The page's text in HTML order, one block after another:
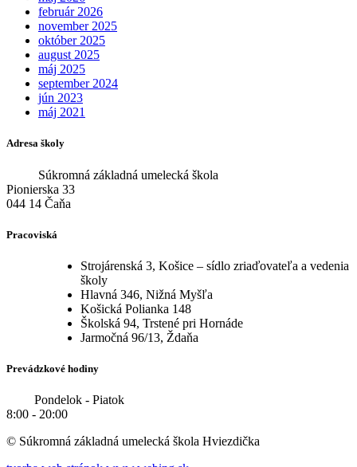
február 2026
november 2025
október 2025
august 2025
máj 2025
september 2024
jún 2023
máj 2021
Adresa školy
Súkromná základná umelecká škola
Pionierska 33
044 14 Čaňa
Pracoviská
Strojárenská 3, Košice – sídlo zriaďovateľa a vedenia
školy
Hlavná 346, Nižná Myšľa
Košická Polianka 148
Školská 94, Trstené pri Hornáde
Jarmočná 96/13, Ždaňa
Prevádzkové hodiny
Pondelok - Piatok
8:00 - 20:00
© Súkromná základná umelecká škola Hviezdička